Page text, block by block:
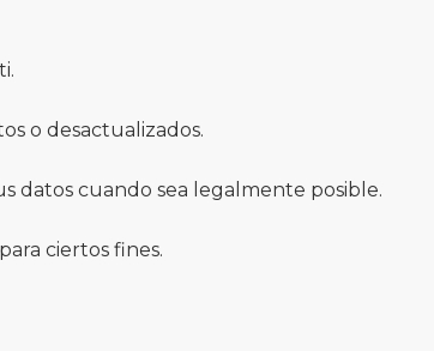
o desactualizados.
datos cuando sea legalmente posible.
ciertos fines.